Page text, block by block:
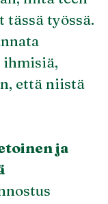
tässä työssä.
ihmisiä,
että niistä
ja